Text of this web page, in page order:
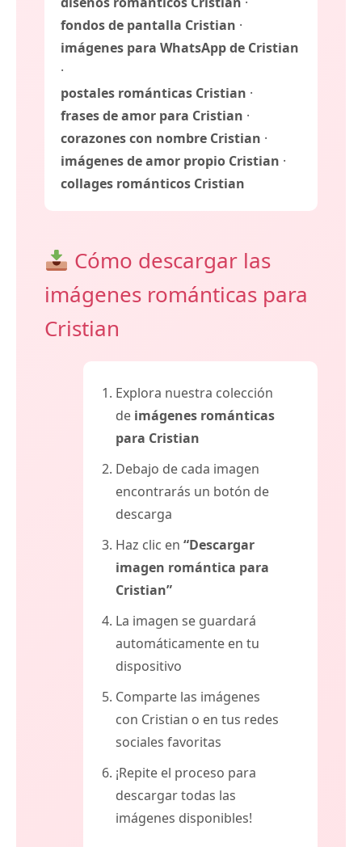
fondos de pantalla Cristian ·
imágenes para WhatsApp de Cristian
·
postales románticas Cristian ·
frases de amor para Cristian ·
corazones con nombre Cristian ·
imágenes de amor propio Cristian ·
collages románticos Cristian
Cómo descargar las
imágenes románticas para
Cristian
Explora nuestra colección
de imágenes románticas
para Cristian
Debajo de cada imagen
encontrarás un botón de
descarga
Haz clic en “Descargar
imagen romántica para
Cristian”
La imagen se guardará
automáticamente en tu
dispositivo
Comparte las imágenes
con Cristian o en tus redes
sociales favoritas
¡Repite el proceso para
descargar todas las
imágenes disponibles!